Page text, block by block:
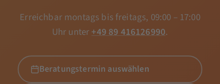
Erreichbar montags bis freitags, 09:00 – 17:00
Uhr unter+49 89 416126990.
Beratungstermin auswählen